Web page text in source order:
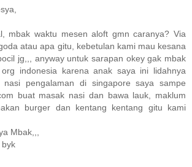
mbak waktu mesen aloft gmn caranya? Via
atau apa gitu, kebetulan kami mau kesana
jg,,, anyway untuk sarapan okey gak mbak
indonesia karena anak saya ini lidahnya
nasi pengalaman di singapore saya sampe
buat masak nasi dan bawa lauk, maklum
burger dan kentang kentang gitu kami
Mbak,,,
byk